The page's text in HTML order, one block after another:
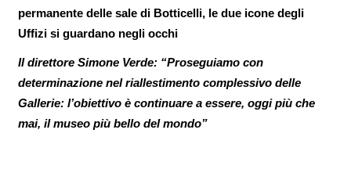
permanente delle sale di Botticelli, le due icone degli
Uffizi si guardano negli occhi
Il direttore Simone Verde: “Proseguiamo con
determinazione nel riallestimento complessivo delle
Gallerie: l’obiettivo è continuare a essere, oggi più che
mai, il museo più bello del mondo”